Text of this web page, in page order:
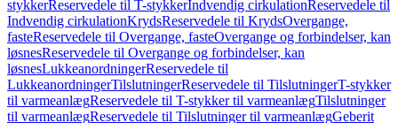
stykkerReservedele til T-stykkerIndvendig cirkulationReservedele til
Indvendig cirkulationKrydsReservedele til KrydsOvergange,
fasteReservedele til Overgange, fasteOvergange og forbindelser, kan
løsnesReservedele til Overgange og forbindelser, kan
løsnesLukkeanordningerReservedele til
LukkeanordningerTilslutningerReservedele til TilslutningerT-stykker
til varmeanlægReservedele til T-stykker til varmeanlægTilslutninger
til varmeanlægReservedele til Tilslutninger til varmeanlægGeberit